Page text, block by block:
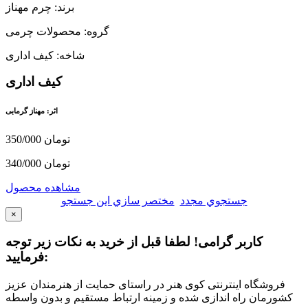
برند: چرم مهناز
گروه: محصولات چرمی
شاخه: کیف اداری
کیف اداری
اثر: مهناز گرمابی
350/000 تومان
340/000 تومان
مشاهده محصول
جستجوي مجدد مختصر سازي اين جستجو
×
کاربر گرامی! لطفا قبل از خرید به نکات زیر توجه
فرمایید:
فروشگاه اینترنتی کوی هنر در راستای حمایت از هنرمندان عزیز
کشورمان راه اندازی شده و زمینه ارتباط مستقیم و بدون واسطه